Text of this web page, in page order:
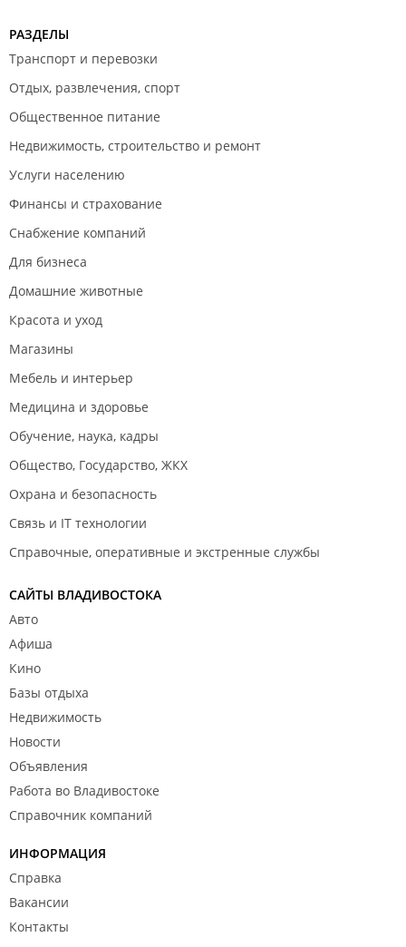
РАЗДЕЛЫ
Транспорт и перевозки
Отдых, развлечения, спорт
Общественное питание
Недвижимость, строительство и ремонт
Услуги населению
Финансы и страхование
Снабжение компаний
Для бизнеса
Домашние животные
Красота и уход
Магазины
Мебель и интерьер
Медицина и здоровье
Обучение, наука, кадры
Общество, Государство, ЖКХ
Охрана и безопасность
Связь и IT технологии
Справочные, оперативные и экстренные службы
САЙТЫ ВЛАДИВОСТОКА
Авто
Афиша
Кино
Базы отдыха
Недвижимость
Новости
Объявления
Работа во Владивостоке
Справочник компаний
ИНФОРМАЦИЯ
Справка
Вакансии
Контакты